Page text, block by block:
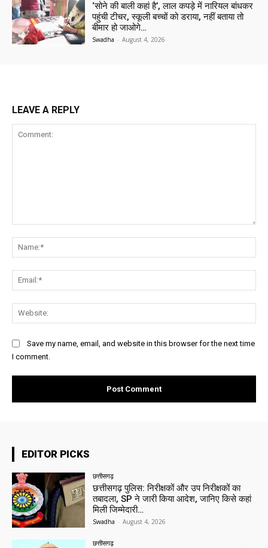
‘सोने की बाली कहां है’, लाल कपड़े में नारियल बांधकर
पहुंची टीचर, स्कूली बच्चों को डराया, नहीं बताया तो
बीमार हो जाओगे…
Swadha - August 4, 2026
LEAVE A REPLY
Save my name, email, and website in this browser for the next time
I comment.
EDITOR PICKS
छत्तीसगढ़
छत्तीसगढ़ पुलिस: निरीक्षकों और उप निरीक्षकों का
तबादला, SP ने जारी किया आदेश, जानिए किसे कहां
मिली जिम्मेदारी…
Swadha - August 4, 2026
छत्तीसगढ़